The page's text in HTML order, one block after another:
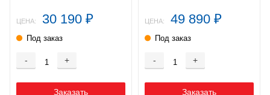
ЦЕНА: 30 190 ₽
Под заказ
- +
Заказать
ЦЕНА: 49 890 ₽
Под заказ
- +
Заказать